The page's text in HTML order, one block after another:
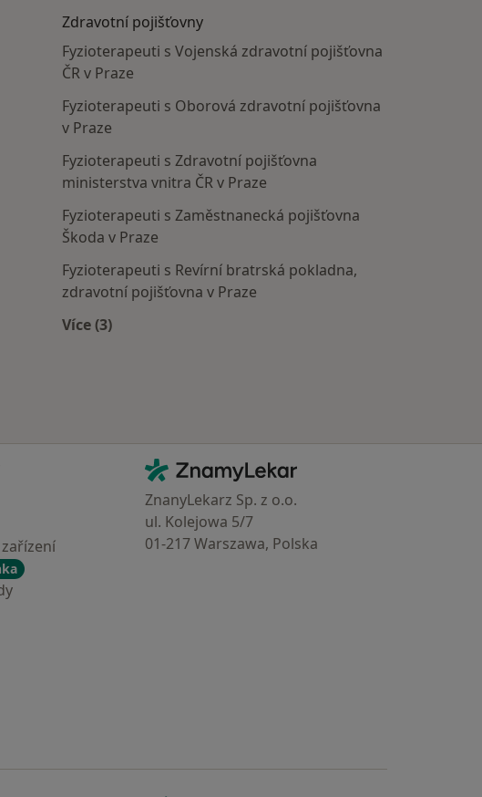
Zdravotní pojišťovny
Fyzioterapeuti s Vojenská zdravotní pojišťovna
ČR v Praze
Fyzioterapeuti s Oborová zdravotní pojišťovna
v Praze
Fyzioterapeuti s Zdravotní pojišťovna
ministerstva vnitra ČR v Praze
Fyzioterapeuti s Zaměstnanecká pojišťovna
Škoda v Praze
Fyzioterapeuti s Revírní bratrská pokladna,
zdravotní pojišťovna v Praze
Více (3)
Kontakt
ZnamyLekar - Hlavní stránka
ZnanyLekarz Sp. z o.o.
ul. Kolejowa 5/7
01-217 Warszawa, Polska